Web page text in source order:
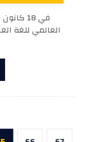
في 18
العالمي للغة